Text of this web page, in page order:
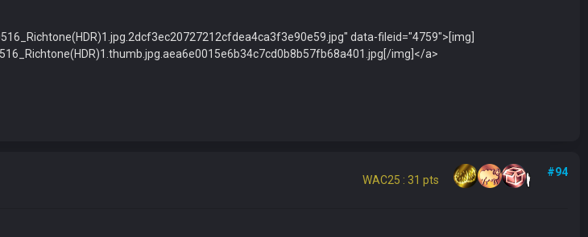
data-fileid="4759">[img]
img]</a>
WAC25 : 31 pts
#94